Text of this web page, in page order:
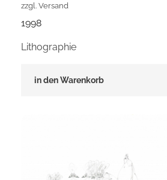
zzgl. Versand
1998
Lithographie
in den Warenkorb